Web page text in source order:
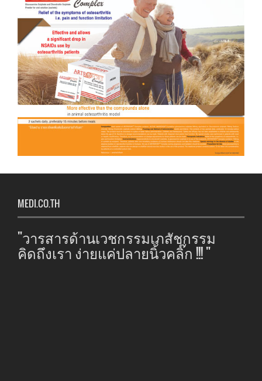
MEDI.CO.TH
"วารสารด้านเวชกรรมเภสัชกรรม
คิดถึงเรา ง่ายแค่ปลายนิ้วคลิ๊ก !!! "